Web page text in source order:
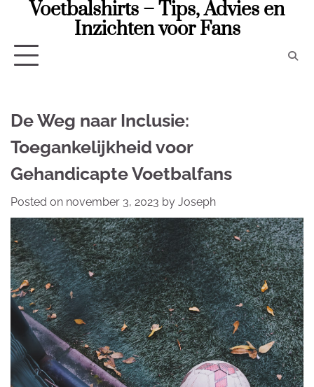
Voetbalshirts – Tips, Advies en
Inzichten voor Fans
De Weg naar Inclusie:
Toegankelijkheid voor
Gehandicapte Voetbalfans
Posted on november 3, 2023 by Joseph